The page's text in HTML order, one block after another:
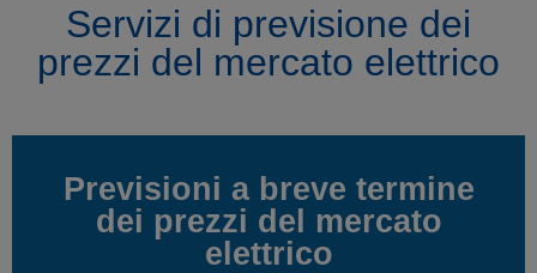
Servizi di previsione dei
prezzi del mercato elettrico
Previsioni a breve termine
dei prezzi del mercato
elettrico
Previsioni a breve termine
dei prezzi del mercato
elettrico